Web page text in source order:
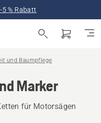
% Rabatt
und Baumpflege
Marker
für Motorsägen